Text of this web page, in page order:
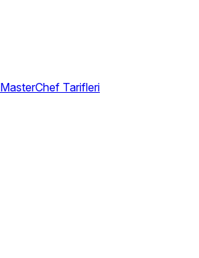
MasterChef Tarifleri